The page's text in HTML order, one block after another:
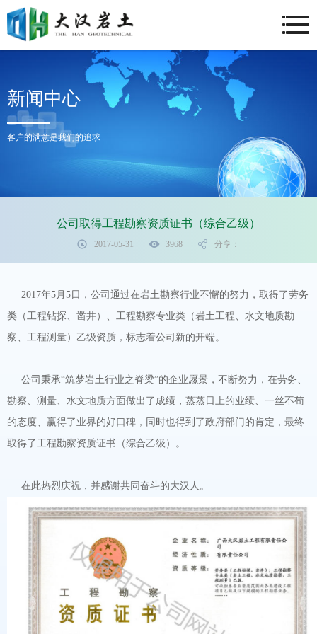
新闻中心
客户的满意是我们的追求
公司取得工程勘察资质证书（综合乙级）
2017-05-31 3968 分享：
2017年5月5日，公司通过在岩土勘察行业不懈的努力，取得了劳务
类（工程钻探、凿井）、工程勘察专业类（岩土工程、水文地质勘
察、工程测量）乙级资质，标志着公司新的开端。
公司秉承“筑梦岩土行业之脊梁”的企业愿景，不断努力，在劳务、
勘察、测量、水文地质方面做出了成绩，蒸蒸日上的业绩、一丝不苟
的态度、赢得了业界的好口碑，同时也得到了政府部门的肯定，最终
取得了工程勘察资质证书（综合乙级）。
在此热烈庆祝，并感谢共同奋斗的大汉人。